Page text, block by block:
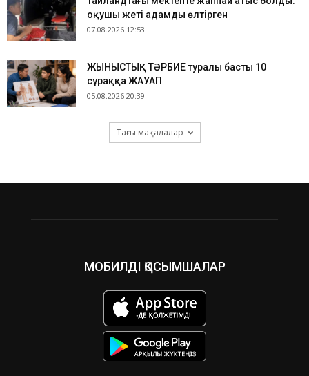
оқушы жеті адамды өлтірген
07.08.2026 12:53
ЖЫНЫСТЫҚ ТӘРБИЕ туралы басты 10
сұраққа ЖАУАП
05.08.2026 20:39
Тағы мақалалар
МОБИЛДІ ҚОСЫМШАЛАР